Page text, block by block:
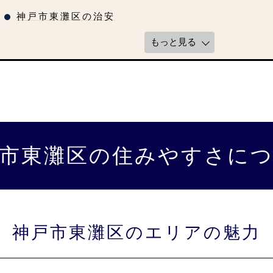
神戸市東灘区の治安
もっと見る
東灘区の住みやすさに
神戸市東灘区のエリアの魅力